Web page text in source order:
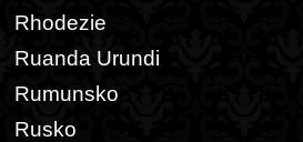
Rhodezie
Ruanda Urundi
Rumunsko
Rusko